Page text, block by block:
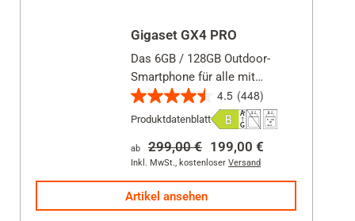
Gigaset GX4 PRO
Das 6GB / 128GB Outdoor-
Smartphone für alle mit
aktivem Lebensstil &
anspruchsvoller Arbeit
4.5 (448)
4.5
von
5
Sternen.
448
Bewertungen
Produktdatenblatt
ab 299,00 € 199,00 €
Inkl. MwSt., kostenloser Versand
Artikel ansehen